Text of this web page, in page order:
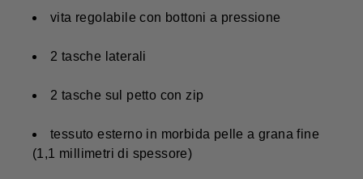
vita regolabile con bottoni a pressione
2 tasche laterali
2 tasche sul petto con zip
tessuto esterno in morbida pelle a grana fine
(1,1 millimetri di spessore)